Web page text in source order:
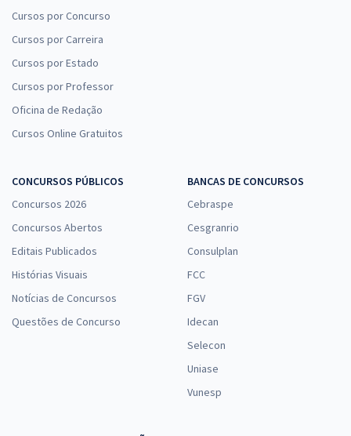
Cursos por Concurso
Cursos por Carreira
Cursos por Estado
Cursos por Professor
Oficina de Redação
Cursos Online Gratuitos
CONCURSOS PÚBLICOS
Concursos 2026
Concursos Abertos
Editais Publicados
Histórias Visuais
Notícias de Concursos
Questões de Concurso
BANCAS DE CONCURSOS
Cebraspe
Cesgranrio
Consulplan
FCC
FGV
Idecan
Selecon
Uniase
Vunesp